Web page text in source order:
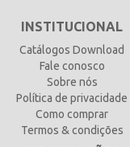
INSTITUCIONAL
Catálogos Download
Fale conosco
Sobre nós
Política de privacidade
Como comprar
Termos & condições